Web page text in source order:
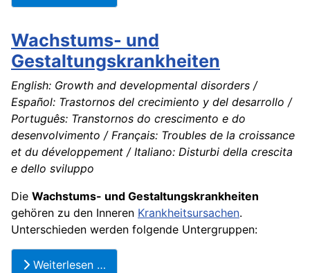
Wachstums- und
Gestaltungskrankheiten
English: Growth and developmental disorders /
Español: Trastornos del crecimiento y del desarrollo /
Português: Transtornos do crescimento e do
desenvolvimento / Français: Troubles de la croissance
et du développement / Italiano: Disturbi della crescita
e dello sviluppo
Die Wachstums- und Gestaltungskrankheiten
gehören zu den Inneren Krankheitsursachen.
Unterschieden werden folgende Untergruppen:
Weiterlesen …